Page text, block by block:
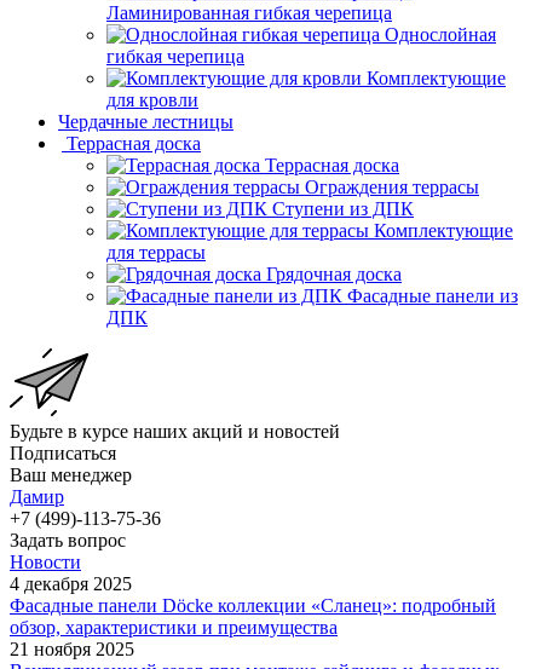
Ламинированная гибкая черепица
Однослойная
гибкая черепица
Комплектующие
для кровли
Чердачные лестницы
Террасная доска
Террасная доска
Ограждения террасы
Ступени из ДПК
Комплектующие
для террасы
Грядочная доска
Фасадные панели из
ДПК
Будьте в курсе наших акций и новостей
Подписаться
Ваш менеджер
Дамир
+7 (499)-113-75-36
Задать вопрос
Новости
4 декабря 2025
Фасадные панели Döcke коллекции «Сланец»: подробный
обзор, характеристики и преимущества
21 ноября 2025